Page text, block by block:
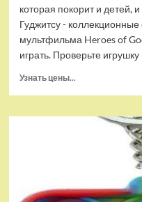
которая покорит и детей,
Гуджитсу -
мультфильма Heroes of
играть. Проверьте
Узнать цены...
Тянущаяся
Паук